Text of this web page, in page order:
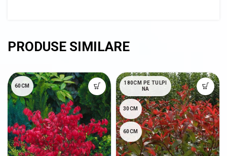
60CM
180CM PE TULPI
NA
30CM
60CM